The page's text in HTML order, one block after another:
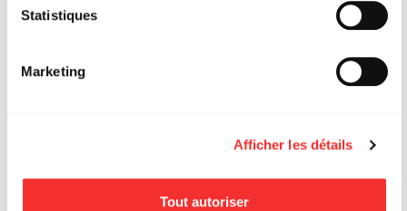
Statistiques
Marketing
Afficher les détails
Tout autoriser
Festivals : Festival International de la BD d’Angoulême,
Jazz à Vienne, Lyon BD Festival